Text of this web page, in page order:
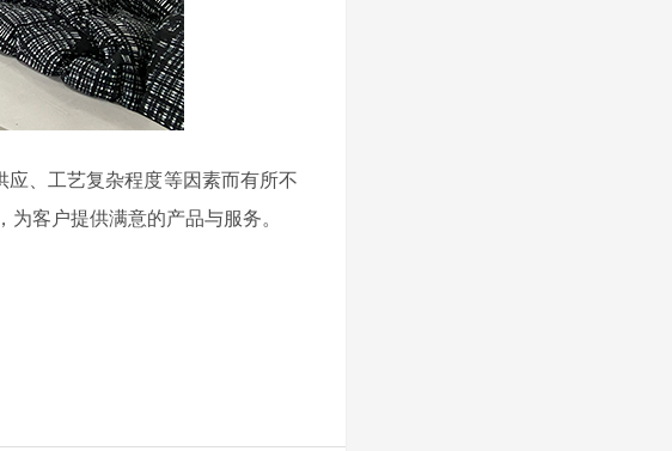
、工艺复杂程度等因素而有所不
客户提供满意的产品与服务。